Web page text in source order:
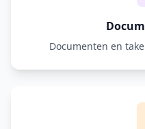
Documenten en